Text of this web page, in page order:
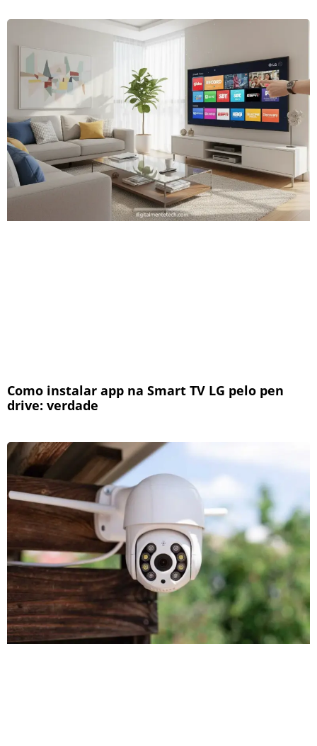
Como instalar app na Smart TV LG pelo pen
drive: verdade